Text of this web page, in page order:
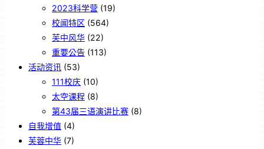
2023科学营 (19)
校闻特区 (564)
芙中风华 (22)
重要公告 (113)
活动资讯 (53)
111校庆 (10)
太空课程 (8)
第43届三语演讲比赛 (8)
自我增值 (4)
芙蓉中华 (7)